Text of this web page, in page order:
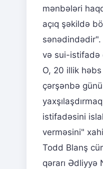
mənbələri
açıq şəkildə
və sui-istifadə
O, 20 illik həbs
çərşənbə
istifadəsini
verməsini"
Todd Blanş
qərarı Ədliyyə